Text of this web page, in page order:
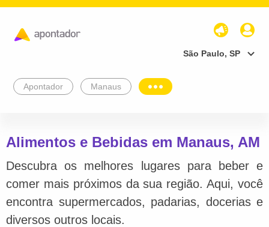
São Paulo, SP
Apontador Manaus
Alimentos e Bebidas em Manaus, AM
Descubra os melhores lugares para beber e
comer mais próximos da sua região. Aqui, você
encontra supermercados, padarias, docerias e
diversos outros locais.